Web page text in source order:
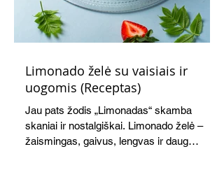
Limonado želė su vaisiais ir
uogomis (Receptas)
Jau pats žodis „Limonadas“ skamba
skaniai ir nostalgiškai. Limonado želė –
žaismingas, gaivus, lengvas ir daug